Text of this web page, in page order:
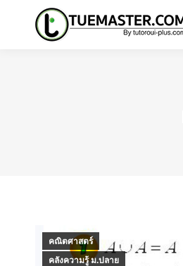
คณิตศาสตร์
คลังความรู้ ม.ปลาย